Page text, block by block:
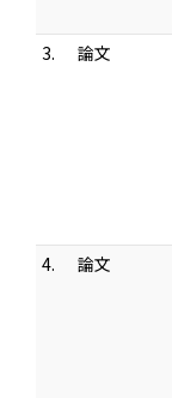
3. 論文
4. 論文